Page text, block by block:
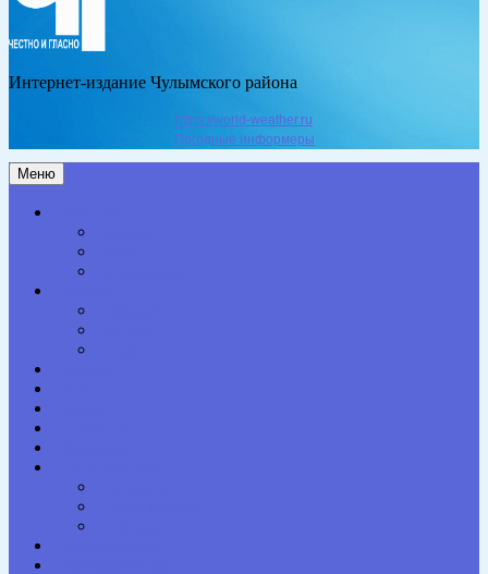
Интернет-издание Чулымского района
https://world-weather.ru
Погодные информеры
Меню